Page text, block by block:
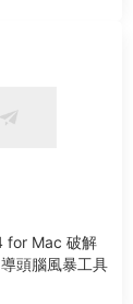
for Mac 破解
頭腦風暴工具